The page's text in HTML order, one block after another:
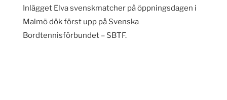
Inlägget Elva svenskmatcher på öppningsdagen i
Malmö dök först upp på Svenska
Bordtennisförbundet – SBTF.